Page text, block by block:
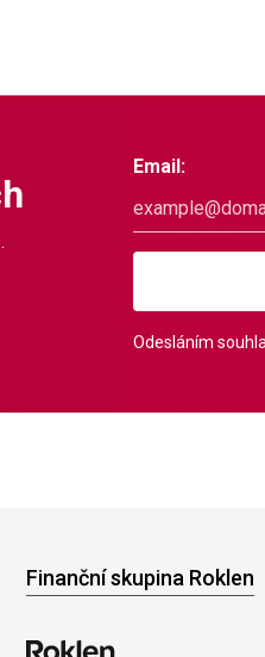
Email:
Odesláním
Finanční skupina Roklen